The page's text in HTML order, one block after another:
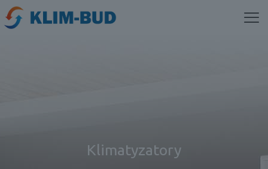
Klimatyzatory